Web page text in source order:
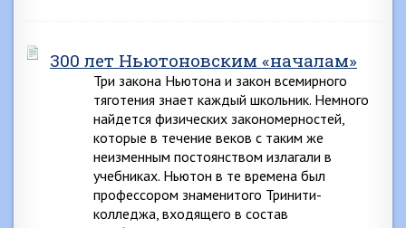
300 лет Ньютоновским «началам»
Три закона Ньютона и закон всемирного
тяготения знает каждый школьник. Немного
найдется физических закономерностей,
которые в течение веков с таким же
неизменным постоянством излагали в
учебниках. Ньютон в те времена был
профессором знаменитого Тринити-
колледжа, входящего в состав